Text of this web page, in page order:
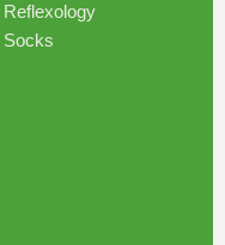
Reflexology
Socks